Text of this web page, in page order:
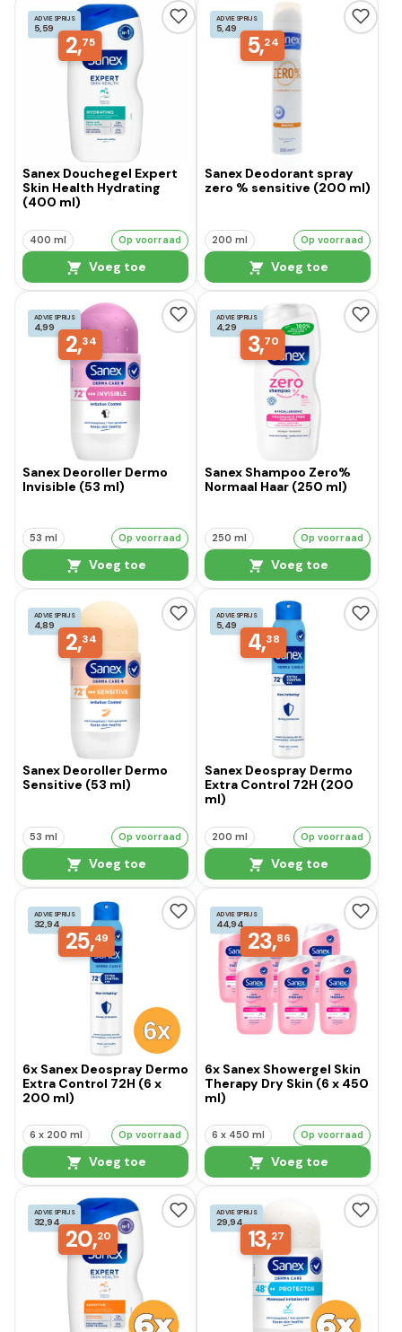
ADVIESPRIJS
5,59
2,75
Sanex Douchegel Expert
Skin Health Hydrating
(400 ml)
400 ml Op voorraad
Voeg toe
ADVIESPRIJS
5,49
5,24
Sanex Deodorant spray
zero % sensitive (200 ml)
200 ml Op voorraad
Voeg toe
ADVIESPRIJS
4,99
2,34
Sanex Deoroller Dermo
Invisible (53 ml)
53 ml Op voorraad
Voeg toe
ADVIESPRIJS
4,29
3,70
Sanex Shampoo Zero%
Normaal Haar (250 ml)
250 ml Op voorraad
Voeg toe
ADVIESPRIJS
4,89
2,34
Sanex Deoroller Dermo
Sensitive (53 ml)
53 ml Op voorraad
Voeg toe
ADVIESPRIJS
5,49
4,38
Sanex Deospray Dermo
Extra Control 72H (200
ml)
200 ml Op voorraad
Voeg toe
ADVIESPRIJS
32,94
25,49
6x Sanex Deospray Dermo
Extra Control 72H (6 x
200 ml)
6 x 200 ml Op voorraad
Voeg toe
ADVIESPRIJS
44,94
23,86
6x Sanex Showergel Skin
Therapy Dry Skin (6 x 450
ml)
6 x 450 ml Op voorraad
Voeg toe
ADVIESPRIJS
32,94
20,20
ADVIESPRIJS
29,94
13,27